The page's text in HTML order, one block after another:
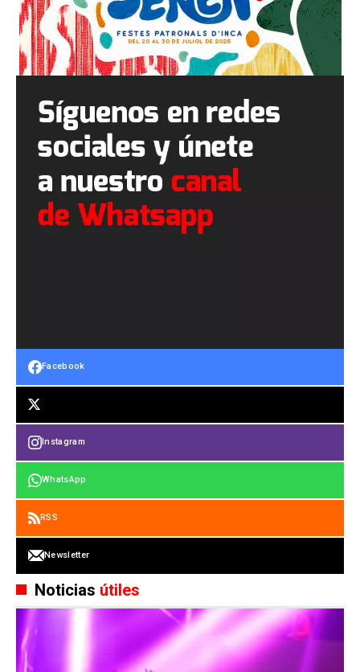
Facebook
Instagram
WhatsApp
RSS
Newsletter
Noticias útiles